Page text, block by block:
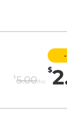
$5.00/hó
$